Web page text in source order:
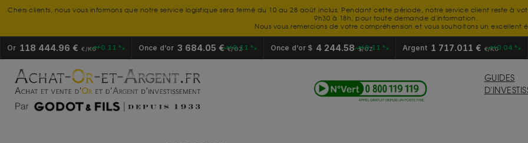
Chers clients, nous vous informons que notre service logistique sera fermé du 10 au 28 août inclus. Pendant cette période, notre service client reste à
9h30 à 18h, pour toute demande d'information.
Nous vous remercions de votre compréhension et vous souhaitons un excellent
Or 118 444.96 € €/KG+0.11 % Once d’or 3 684.05 €€/OZ
+0.11 % Once d’or $ 4 244.58$/OZ
+0.11 % Argent 1 717.011 € €/KG+0.04 %
GUIDES